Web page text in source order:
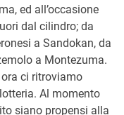
ed all’occasione
dal cilindro; da
a Sandokan, da
a Montezuma.
ci ritroviamo
Al momento
siano propensi alla